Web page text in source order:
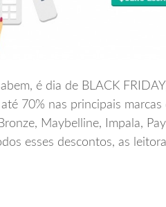
é dia de BLACK
70% nas principais
Maybelline, Impala,
esses descontos, as